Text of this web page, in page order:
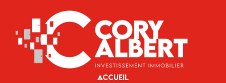
Accueil